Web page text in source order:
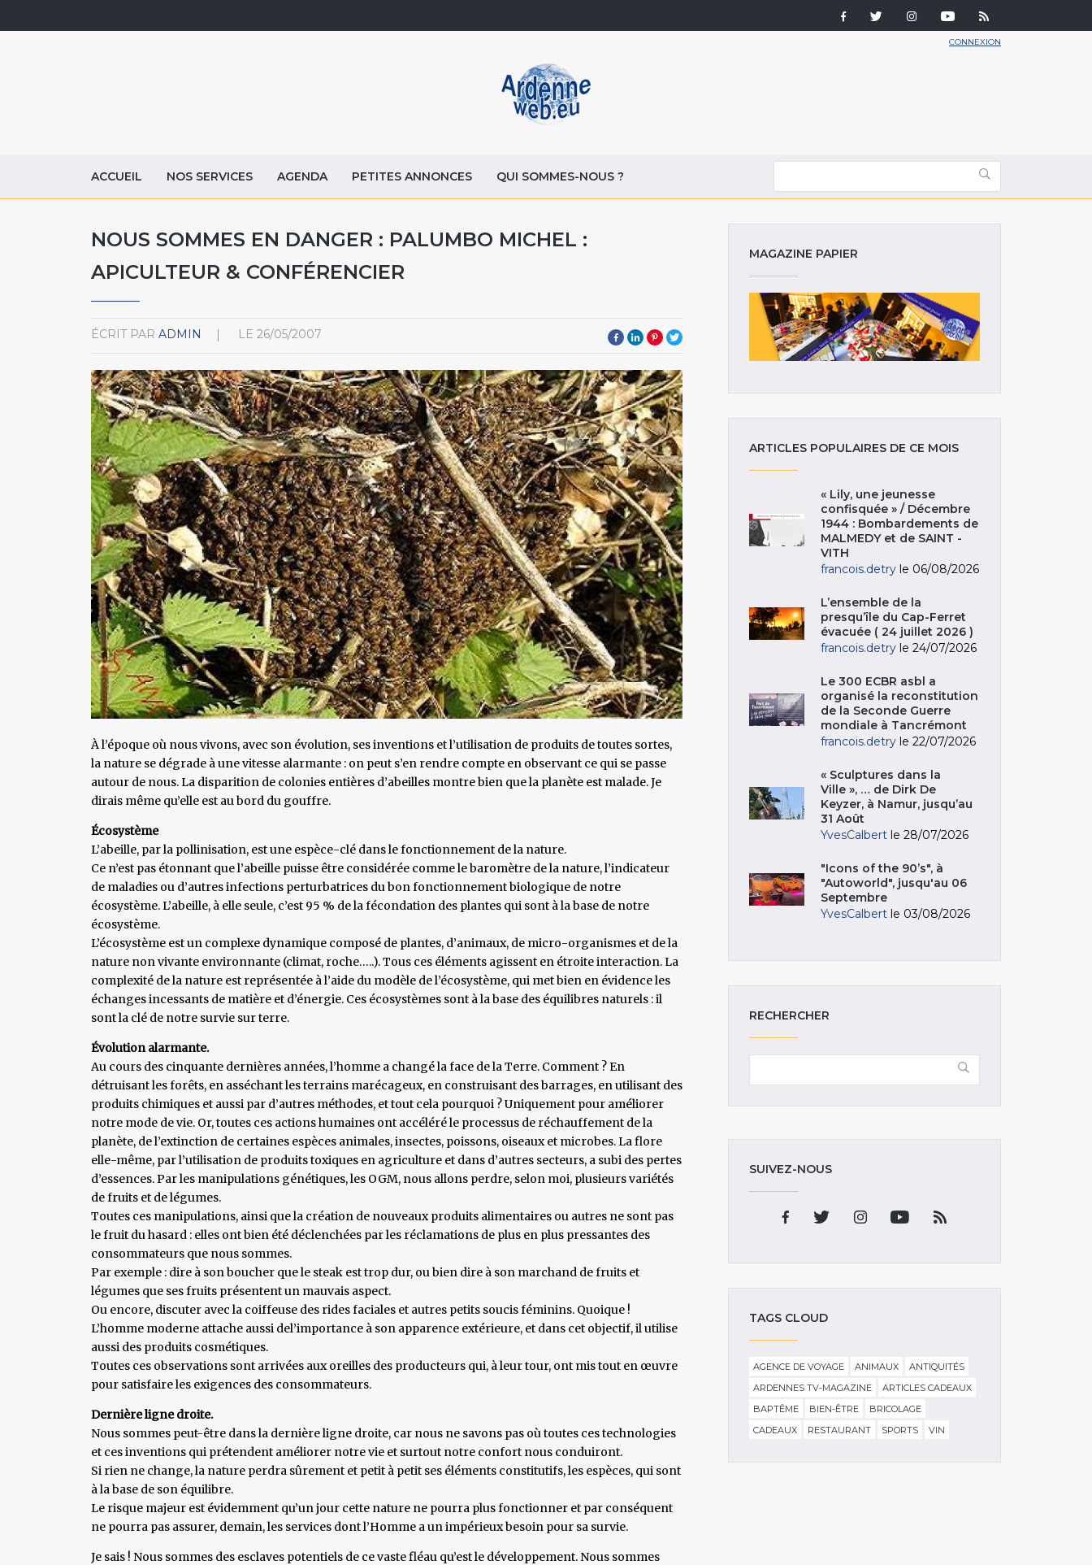
CONNEXION
ACCUEIL NOS SERVICES AGENDA PETITES ANNONCES QUI SOMMES-NOUS ?
NOUS SOMMES EN DANGER : PALUMBO MICHEL :
APICULTEUR & CONFÉRENCIER
ÉCRIT PAR ADMIN LE 26/05/2007
À l’époque où nous vivons, avec son évolution, ses inventions et l’utilisation de produits de toutes sortes,
la nature se dégrade à une vitesse alarmante : on peut s’en rendre compte en observant ce qui se passe
autour de nous. La disparition de colonies entières d’abeilles montre bien que la planète est malade. Je
dirais même qu’elle est au bord du gouffre.
Écosystème
L’abeille, par la pollinisation, est une espèce-clé dans le fonctionnement de la nature.
Ce n’est pas étonnant que l’abeille puisse être considérée comme le baromètre de la nature, l’indicateur
de maladies ou d’autres infections perturbatrices du bon fonctionnement biologique de notre
écosystème. L’abeille, à elle seule, c’est 95 % de la fécondation des plantes qui sont à la base de notre
écosystème.
L’écosystème est un complexe dynamique composé de plantes, d’animaux, de micro-organismes et de la
nature non vivante environnante (climat, roche…..). Tous ces éléments agissent en étroite interaction. La
complexité de la nature est représentée à l’aide du modèle de l’écosystème, qui met bien en évidence les
échanges incessants de matière et d’énergie. Ces écosystèmes sont à la base des équilibres naturels : il
sont la clé de notre survie sur terre.
Évolution alarmante.
Au cours des cinquante dernières années, l’homme a changé la face de la Terre. Comment ? En
détruisant les forêts, en asséchant les terrains marécageux, en construisant des barrages, en utilisant des
produits chimiques et aussi par d’autres méthodes, et tout cela pourquoi ? Uniquement pour améliorer
notre mode de vie. Or, toutes ces actions humaines ont accéléré le processus de réchauffement de la
planète, de l’extinction de certaines espèces animales, insectes, poissons, oiseaux et microbes. La flore
elle-même, par l’utilisation de produits toxiques en agriculture et dans d’autres secteurs, a subi des pertes
d’essences. Par les manipulations génétiques, les OGM, nous allons perdre, selon moi, plusieurs variétés
de fruits et de légumes.
Toutes ces manipulations, ainsi que la création de nouveaux produits alimentaires ou autres ne sont pas
le fruit du hasard : elles ont bien été déclenchées par les réclamations de plus en plus pressantes des
consommateurs que nous sommes.
Par exemple : dire à son boucher que le steak est trop dur, ou bien dire à son marchand de fruits et
légumes que ses fruits présentent un mauvais aspect.
Ou encore, discuter avec la coiffeuse des rides faciales et autres petits soucis féminins. Quoique !
L’homme moderne attache aussi del’importance à son apparence extérieure, et dans cet objectif, il utilise
aussi des produits cosmétiques.
Toutes ces observations sont arrivées aux oreilles des producteurs qui, à leur tour, ont mis tout en œuvre
pour satisfaire les exigences des consommateurs.
Dernière ligne droite.
Nous sommes peut-être dans la dernière ligne droite, car nous ne savons pas où toutes ces technologies
et ces inventions qui prétendent améliorer notre vie et surtout notre confort nous conduiront.
Si rien ne change, la nature perdra sûrement et petit à petit ses éléments constitutifs, les espèces, qui sont
à la base de son équilibre.
Le risque majeur est évidemment qu’un jour cette nature ne pourra plus fonctionner et par conséquent
ne pourra pas assurer, demain, les services dont l’Homme a un impérieux besoin pour sa survie.
Je sais ! Nous sommes des esclaves potentiels de ce vaste fléau qu’est le développement. Nous sommes
MAGAZINE PAPIER
ARTICLES POPULAIRES DE CE MOIS
« Lily, une jeunesse
confisquée » / Décembre
1944 : Bombardements de
MALMEDY et de SAINT -
VITH
francois.detry le 06/08/2026
L’ensemble de la
presqu’île du Cap-Ferret
évacuée ( 24 juillet 2026 )
francois.detry le 24/07/2026
Le 300 ECBR asbl a
organisé la reconstitution
de la Seconde Guerre
mondiale à Tancrémont
francois.detry le 22/07/2026
« Sculptures dans la
Ville », … de Dirk De
Keyzer, à Namur, jusqu’au
31 Août
YvesCalbert le 28/07/2026
"Icons of the 90’s", à
"Autoworld", jusqu'au 06
Septembre
YvesCalbert le 03/08/2026
RECHERCHER
SUIVEZ-NOUS
TAGS CLOUD
AGENCE DE VOYAGE ANIMAUX
ANTIQUITÉS
ARDENNES TV-MAGAZINE
ARTICLES CADEAUX
BAPTÊME
BIEN-ÊTRE
BRICOLAGE
CADEAUX
RESTAURANT SPORTS VIN